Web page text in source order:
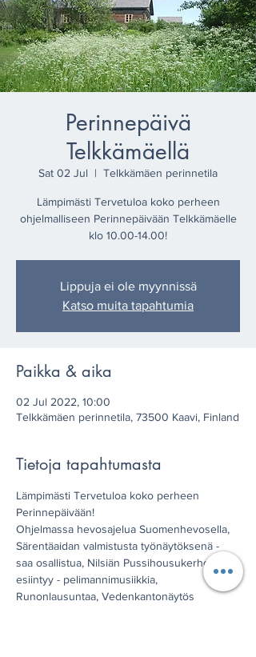
Perinnepäivä
Telkkämäellä
Sat 02 Jul
  |
Telkkämäen perinnetila
Lämpimästi Tervetuloa koko perheen
ohjelmalliseen Perinnepäivään Telkkämäelle
klo 10.00-14.00!
Lippuja ei ole myynnissä
Katso muita tapahtumia
Paikka & aika
02 Jul 2022, 10:00
Telkkämäen perinnetila, 73500 Kaavi, Finland
Tietoja tapahtumasta
Lämpimästi Tervetuloa koko perheen
Perinnepäivään!
Ohjelmassa hevosajelua Suomenhevosella,
Särentäaidan valmistusta työnäytöksenä -
saa osallistua, Nilsiän Pussihousukerho
esiintyy - pelimannimusiikkia,
Runonlausuntaa, Vedenkantonäytös